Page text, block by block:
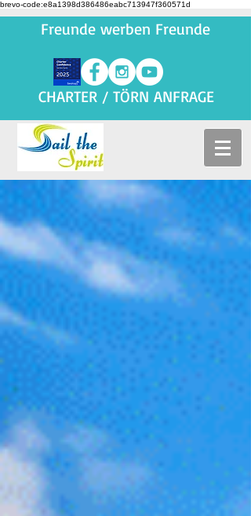
brevo-code:e8a1398d386486eabc713947f360571d
Freunde werben Freunde
CHARTER / TÖRN ANFRAGE